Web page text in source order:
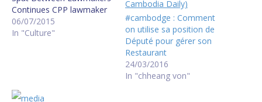
Continues CPP lawmaker
Chheang Vun wrote to
National Assembly
rules by attempting to be
06/07/2015
In "Culture"
#cambodge : Comment
on utilise sa position de
Député pour gérer son
Restaurant
24/03/2016
In "chheang von"